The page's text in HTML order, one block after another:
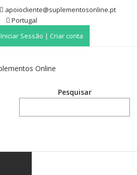
apoiocliente@suplementosonline.pt
Portugal
Iniciar Sessão | Criar conta
Pesquisar